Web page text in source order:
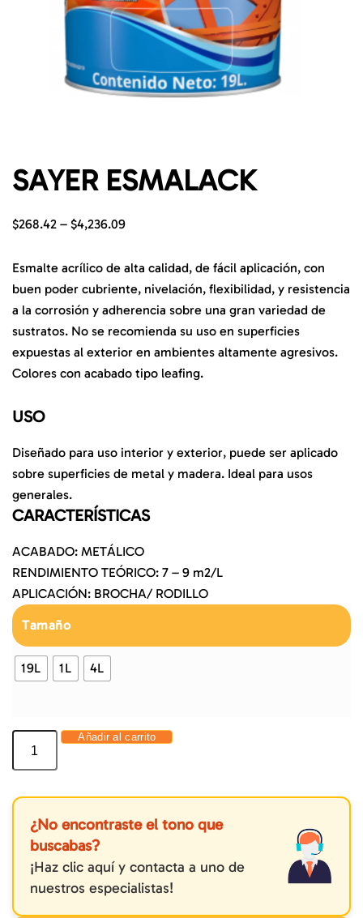
SAYER ESMALACK
$268.42 – $4,236.09
Esmalte acrílico de alta calidad, de fácil aplicación, con
buen poder cubriente, nivelación, flexibilidad, y resistencia
a la corrosión y adherencia sobre una gran variedad de
sustratos. No se recomienda su uso en superficies
expuestas al exterior en ambientes altamente agresivos.
Colores con acabado tipo leafing.
USO
Diseñado para uso interior y exterior, puede ser aplicado
sobre superficies de metal y madera. Ideal para usos
generales.
CARACTERÍSTICAS
ACABADO: METÁLICO
RENDIMIENTO TEÓRICO: 7 – 9 m2/L
APLICACIÓN: BROCHA/ RODILLO
Tamaño
19L 1L 4L
Añadir al carrito
¿No encontraste el tono que
buscabas?
¡Haz clic aquí y contacta a uno de
nuestros especialistas!